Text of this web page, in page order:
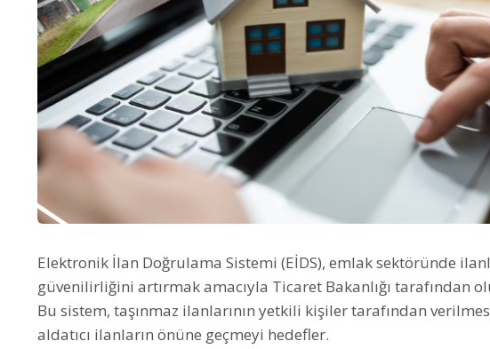
Elektronik İlan Doğrulama Sistemi (EİDS), emlak sektöründe
güvenilirliğini artırmak amacıyla Ticaret Bakanlığı tarafından
Bu sistem, taşınmaz ilanlarının yetkili kişiler tarafından
aldatıcı ilanların önüne geçmeyi hedefler. ​